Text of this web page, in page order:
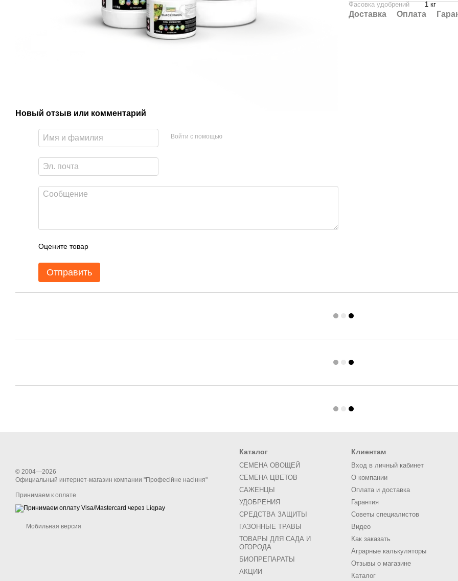
Новый отзыв или комментарий
Войти с помощью
Оцените товар
Отправить
Фасовка удобрений 1 кг
Доставка Оплата
© 2004—2026
Официальный интернет-магазин компании "Професійне насіння"
Принимаем к оплате
Мобильная версия
Каталог
СЕМЕНА ОВОЩЕЙ
СЕМЕНА ЦВЕТОВ
САЖЕНЦЫ
УДОБРЕНИЯ
СРЕДСТВА ЗАЩИТЫ
ГАЗОННЫЕ ТРАВЫ
ТОВАРЫ ДЛЯ САДА И
ОГОРОДА
БИОПРЕПАРАТЫ
АКЦИИ
Клиентам
Вход в личный кабинет
О компании
Оплата и доставка
Гарантия
Советы специалистов
Видео
Как заказать
Аграрные калькуляторы
Отзывы о магазине
Каталог